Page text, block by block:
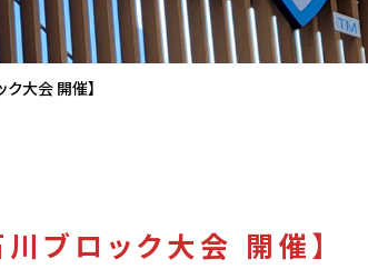
大会 開催】
ブロック大会 開催】